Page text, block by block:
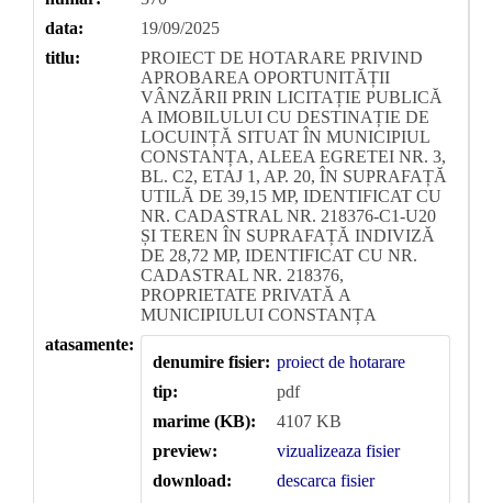
data:
19/09/2025
titlu:
PROIECT DE HOTARARE PRIVIND
APROBAREA OPORTUNITĂȚII
VÂNZĂRII PRIN LICITAȚIE PUBLICĂ
A IMOBILULUI CU DESTINAȚIE DE
LOCUINȚĂ SITUAT ÎN MUNICIPIUL
CONSTANȚA, ALEEA EGRETEI NR. 3,
BL. C2, ETAJ 1, AP. 20, ÎN SUPRAFAȚĂ
UTILĂ DE 39,15 MP, IDENTIFICAT CU
NR. CADASTRAL NR. 218376-C1-U20
ȘI TEREN ÎN SUPRAFAȚĂ INDIVIZĂ
DE 28,72 MP, IDENTIFICAT CU NR.
CADASTRAL NR. 218376,
PROPRIETATE PRIVATĂ A
MUNICIPIULUI CONSTANȚA
atasamente:
denumire fisier: proiect de hotarare
tip:
pdf
marime (KB):
4107 KB
preview:
vizualizeaza fisier
download:
descarca fisier